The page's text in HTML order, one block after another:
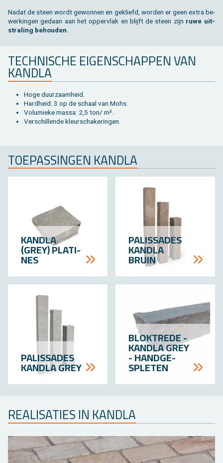
Nadat de steen wordt ge­won­nen en ge­kliefd, wor­den er geen extra be­
wer­kin­gen ge­daan aan het op­per­vlak en blijft de steen zijn ruwe uit­
stra­ling be­hou­den.
TECH­NI­SCHE EI­GEN­SCHAP­PEN VAN
KAN­D­LA
Hoge duur­zaam­heid.
Hard­heid: 3 op de schaal van Mohs.
Vo­lu­mie­ke massa: 2,5 ton/ m³.
Ver­schil­len­de kleur­scha­ke­rin­gen.
TOE­PAS­SIN­GEN KAN­D­LA
KAN­D­LA
(GREY) PLA­TI­
NES
PA­LIS­SA­DES
KAN­D­LA
BRUIN
PA­LIS­SA­DES
KAN­D­LA GREY
BLOK­TRE­DE -
KAN­D­LA GREY
- HAND­GE­
SPLE­TEN
RE­A­LI­SA­TIES IN KAN­D­LA